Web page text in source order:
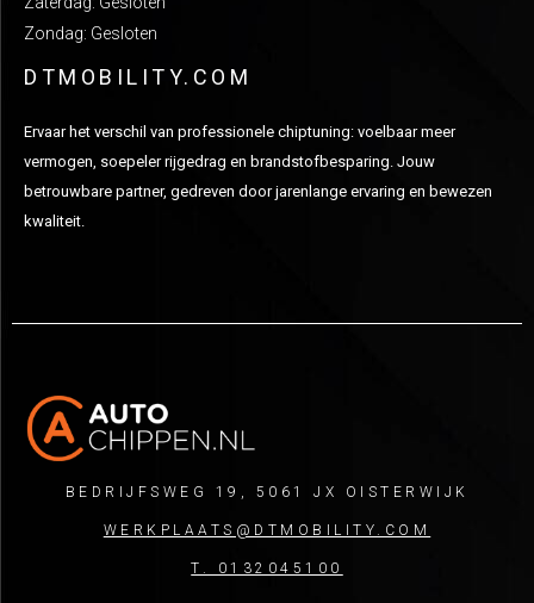
Zondag: Gesloten
DTMOBILITY.COM
Ervaar het verschil van professionele chiptuning: voelbaar meer
vermogen, soepeler rijgedrag en brandstofbesparing. Jouw
betrouwbare partner, gedreven door jarenlange ervaring en bewezen
kwaliteit.
BEDRIJFSWEG 19, 5061 JX OISTERWIJK
WERKPLAATS@DTMOBILITY.COM
T. 0132045100